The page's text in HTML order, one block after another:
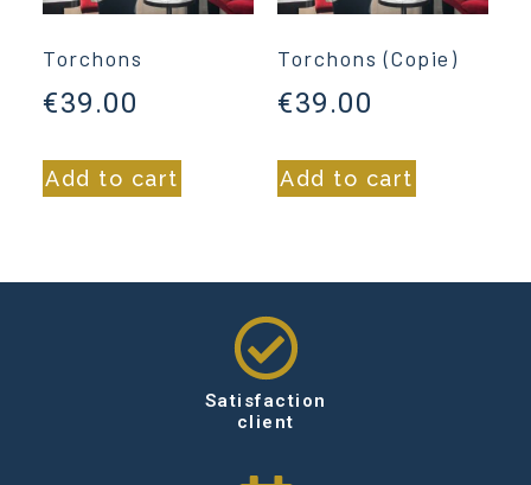
Torchons
€39.00
Add to cart
Torchons (Copie)
€39.00
Add to cart
Satisfaction
client